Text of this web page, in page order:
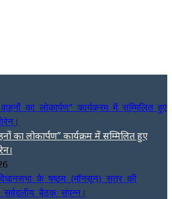
का लोकार्पण” कार्यक्रम में सम्मिलित हुए